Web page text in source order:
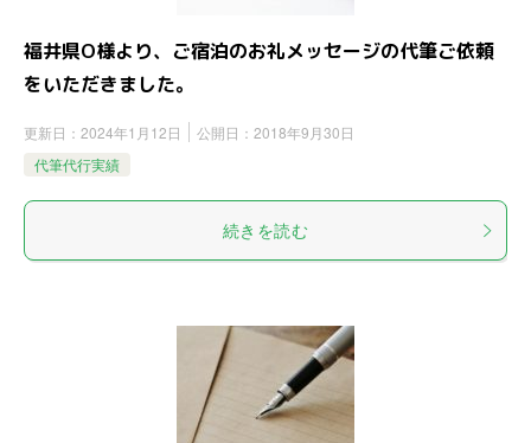
福井県O様より、ご宿泊のお礼メッセージの代筆ご依頼
をいただきました。
更新日： 2024年1月12日 公開日： 2018年9月30日
代筆代行実績
続きを読む